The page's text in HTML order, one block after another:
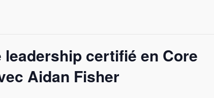
leadership certifié en Core
Aidan Fisher